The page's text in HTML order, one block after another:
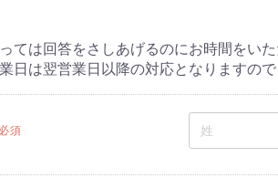
ては回答をさしあげるのにお時間をいた
日は翌営業日以降の対応となりますので
必須